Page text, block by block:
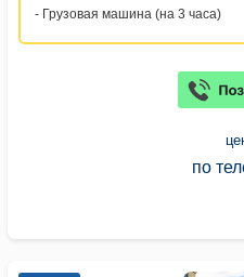
- Грузовая машина (на 3 часа)
по